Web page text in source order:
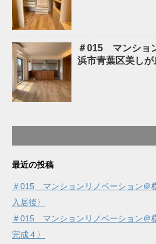
＃015 マンショ
浜市青葉区美し
最近の投稿
＃015 マンションリノベーション＠
入居後〉
＃015 マンションリノベーション＠
完成４〉